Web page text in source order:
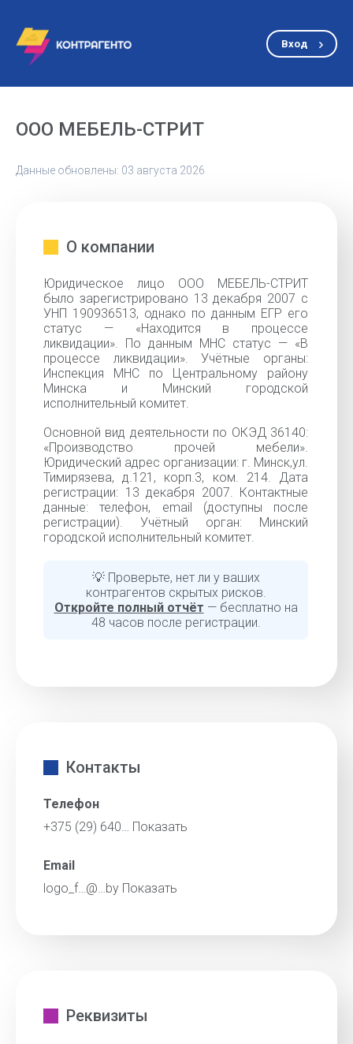
Вход
ООО МЕБЕЛЬ-СТРИТ
Данные обновлены: 03 августа 2026
О компании
Юридическое лицо ООО МЕБЕЛЬ-СТРИТ
было зарегистрировано 13 декабря 2007 с
УНП 190936513, однако по данным ЕГР его
статус — «Находится в процессе
ликвидации». По данным МНС статус — «В
процессе ликвидации». Учётные органы:
Инспекция МНС по Центральному району
Минска и Минский городской
исполнительный комитет.
Основной вид деятельности по ОКЭД 36140:
«Производство прочей мебели».
Юридический адрес организации: г. Минск,ул.
Тимирязева, д.121, корп.3, ком. 214. Дата
регистрации: 13 декабря 2007. Контактные
данные: телефон, email (доступны после
регистрации). Учётный орган: Минский
городской исполнительный комитет.
💡 Проверьте, нет ли у ваших
контрагентов скрытых рисков.
Откройте полный отчёт — бесплатно на
48 часов после регистрации.
Контакты
Телефон
+375 (29) 640… Показать
Email
logo_f…@…by Показать
Реквизиты